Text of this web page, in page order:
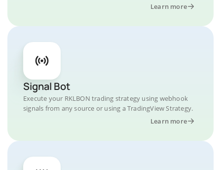
Learn more
Signal Bot
Execute your RKLBON trading strategy using webhook
signals from any source or using a TradingView Strategy.
Learn more